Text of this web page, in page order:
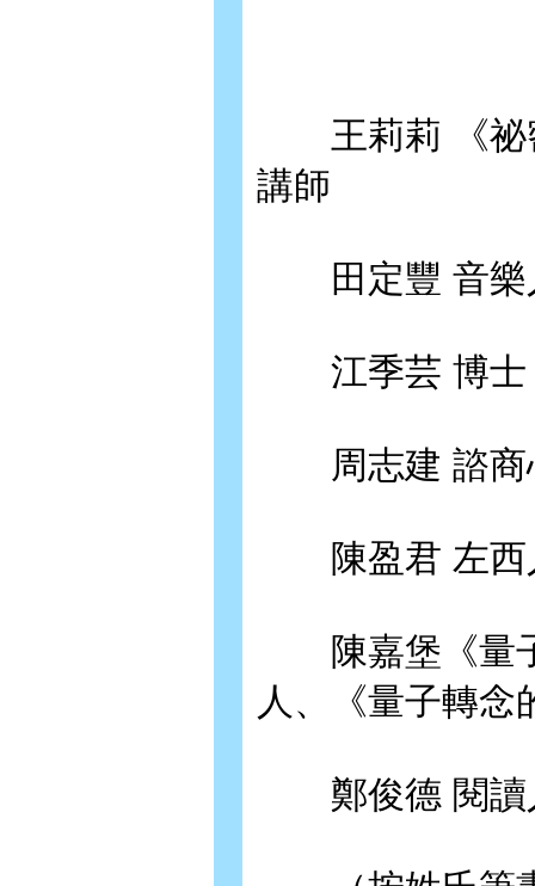
王莉莉 《祕
講師
田定豐 音樂
江季芸 博士
周志建 諮商
陳盈君 左西
陳嘉堡《量子
人、《量子轉念
鄭俊德 閱讀